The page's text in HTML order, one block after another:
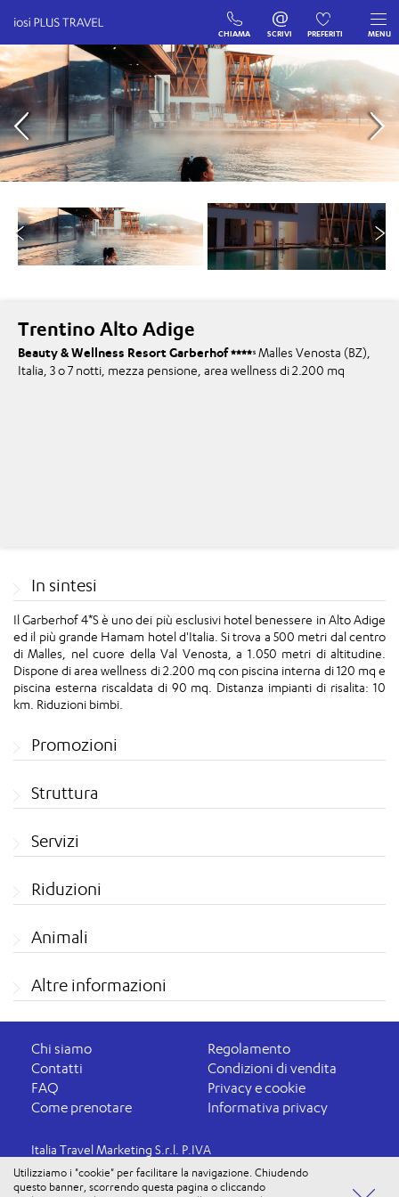
CHIAMA SCRIVI PREFERITI MENU
Trentino Alto Adige
Beauty & Wellness Resort Garberhof S Malles Venosta (BZ),
Italia, 3 o 7 notti, mezza pensione, area wellness di 2.200 mq
In sintesi
Il Garberhof 4*S è uno dei più esclusivi hotel benessere in Alto Adige
ed il più grande Hamam hotel d'Italia. Si trova a 500 metri dal centro
di Malles, nel cuore della Val Venosta, a 1.050 metri di altitudine.
Dispone di area wellness di 2.200 mq con piscina interna di 120 mq e
piscina esterna riscaldata di 90 mq. Distanza impianti di risalita: 10
km. Riduzioni bimbi.
Promozioni
Struttura
Servizi
Riduzioni
Animali
Altre informazioni
Chi siamo
Contatti
FAQ
Come prenotare
Regolamento
Condizioni di vendita
Privacy e cookie
Informativa privacy
Italia Travel Marketing S.r.l. P.IVA
03816060234
Aut. Prov. VR 4737/10 - 15/09/2010
Utilizziamo i "cookie" per facilitare la navigazione. Chiudendo
questo banner, scorrendo questa pagina o cliccando